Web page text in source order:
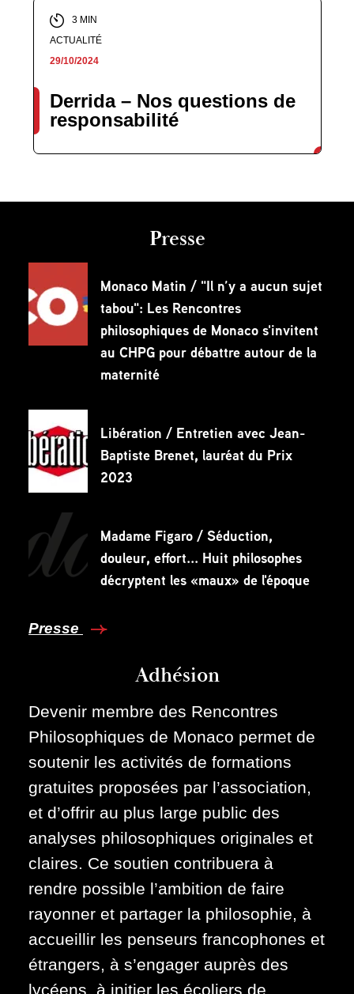
3 MIN
ACTUALITÉ
29/10/2024
Derrida – Nos questions de
responsabilité
Presse
Monaco Matin / "Il n’y a aucun sujet
tabou": Les Rencontres
philosophiques de Monaco s'invitent
au CHPG pour débattre autour de la
maternité
Libération / Entretien avec Jean-
Baptiste Brenet, lauréat du Prix
2023
Madame Figaro / Séduction,
douleur, effort... Huit philosophes
décryptent les «maux» de l'époque
Presse
Adhésion
Devenir membre des Rencontres
Philosophiques de Monaco permet de
soutenir les activités de formations
gratuites proposées par l’association,
et d’offrir au plus large public des
analyses philosophiques originales et
claires. Ce soutien contribuera à
rendre possible l’ambition de faire
rayonner et partager la philosophie, à
accueillir les penseurs francophones et
étrangers, à s’engager auprès des
lycéens, à initier les écoliers de